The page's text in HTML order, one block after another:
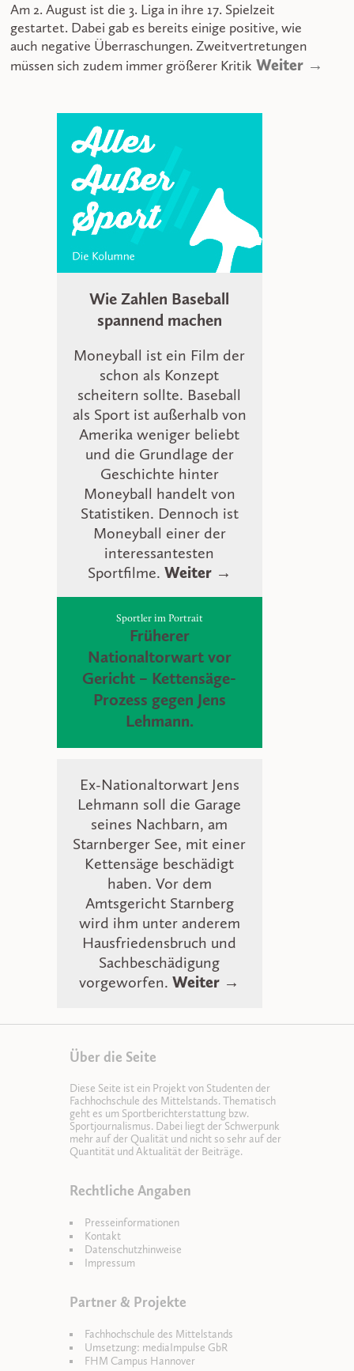
Am 2. August ist die 3. Liga in ihre 17. Spielzeit
gestartet. Dabei gab es bereits einige positive, wie
auch negative Überraschungen. Zweitvertretungen
müssen sich zudem immer größerer Kritik Weiter →
Wie Zahlen Baseball
spannend machen
Moneyball ist ein Film der
schon als Konzept
scheitern sollte. Baseball
als Sport ist außerhalb von
Amerika weniger beliebt
und die Grundlage der
Geschichte hinter
Moneyball handelt von
Statistiken. Dennoch ist
Moneyball einer der
interessantesten
Sportfilme. Weiter →
Sportler im Portrait
Früherer
Nationaltorwart vor
Gericht – Kettensäge-
Prozess gegen Jens
Lehmann.
Ex-Nationaltorwart Jens
Lehmann soll die Garage
seines Nachbarn, am
Starnberger See, mit einer
Kettensäge beschädigt
haben. Vor dem
Amtsgericht Starnberg
wird ihm unter anderem
Hausfriedensbruch und
Sachbeschädigung
vorgeworfen. Weiter →
Über die Seite
Diese Seite ist ein Projekt von Studenten der
Fachhochschule des Mittelstands. Thematisch
geht es um Sportberichterstattung bzw.
Sportjournalismus. Dabei liegt der Schwerpunk
mehr auf der Qualität und nicht so sehr auf der
Quantität und Aktualität der Beiträge.
Rechtliche Angaben
Presseinformationen
Kontakt
Datenschutzhinweise
Impressum
Partner & Projekte
Fachhochschule des Mittelstands
Umsetzung: mediaImpulse GbR
FHM Campus Hannover